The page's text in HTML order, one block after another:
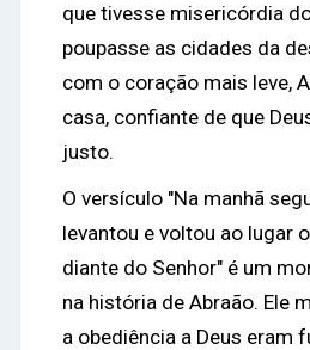
que tivesse misericórdia
poupasse as cidades da
com o coração mais leve,
casa, confiante de que
justo.
O versículo "Na manhã
levantou e voltou ao lugar
diante do Senhor" é um
na história de Abraão. Ele
a obediência a Deus eram